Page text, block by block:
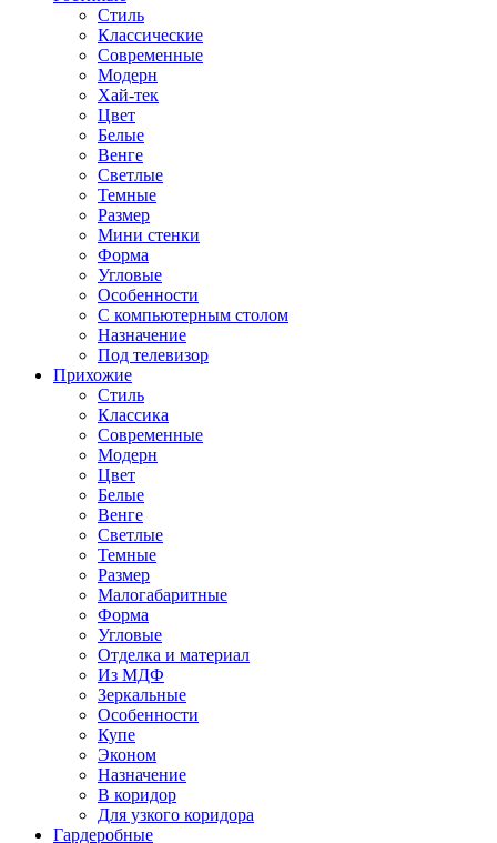
Стиль
Классические
Современные
Модерн
Хай-тек
Цвет
Белые
Венге
Светлые
Темные
Размер
Мини стенки
Форма
Угловые
Особенности
С компьютерным столом
Назначение
Под телевизор
Прихожие
Стиль
Классика
Современные
Модерн
Цвет
Белые
Венге
Светлые
Темные
Размер
Малогабаритные
Форма
Угловые
Отделка и материал
Из МДФ
Зеркальные
Особенности
Купе
Эконом
Назначение
В коридор
Для узкого коридора
Гардеробные